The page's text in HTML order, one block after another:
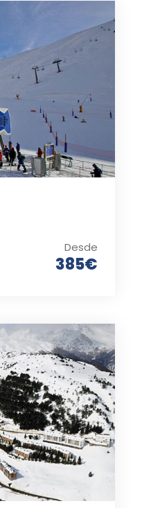
Desde
385€